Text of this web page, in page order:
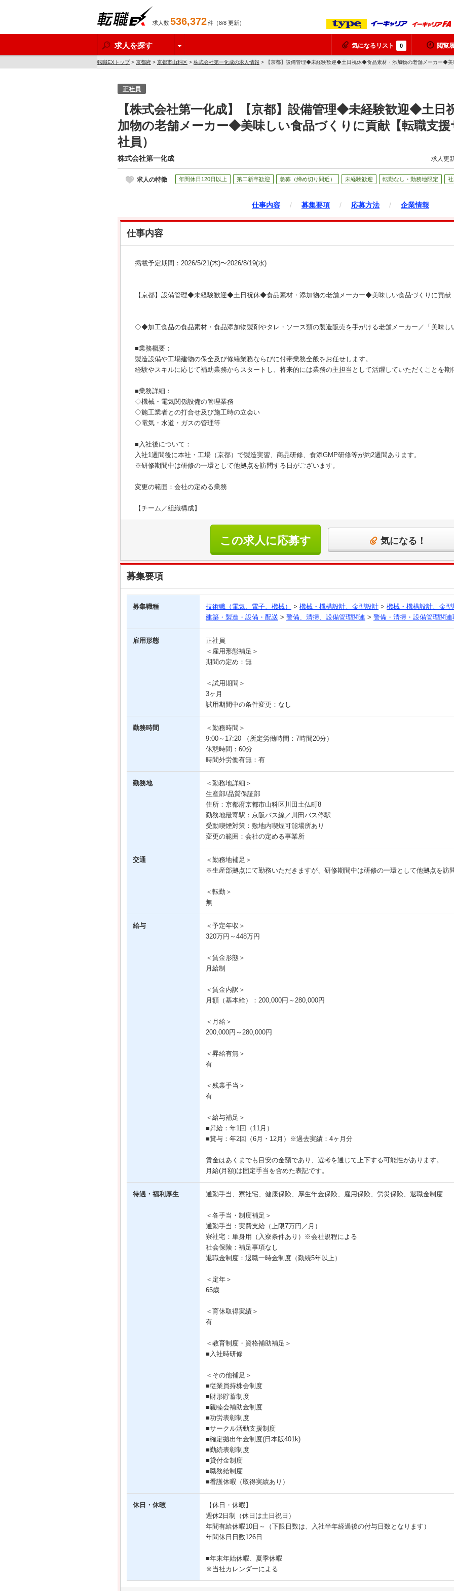
求人数536,372件（8/8 更新）
求人を探す 気になるリスト 0 閲覧
転職EXトップ> 京都府 > 京都市山科区 > 株式会社第一化成の求人情報 > 【京都】設備管理◆未経験歓迎◆土日祝休◆食品素材・添加物の老舗メーカー◆美
正社員
【株式会社第一化成】【京都】設備管理◆未経験歓迎◆土日
加物の老舗メーカー◆美味しい食品づくりに貢献【転職支
社員）
株式会社第一化成 求人更
求人の特徴 年間休日120日以上 第二新卒歓迎 急募（締め切り間近） 未経験歓迎 転勤なし・勤務地限定
仕事内容 / 募集要項 / 応募方法 / 企業情報
仕事内容
掲載予定期間：2026/5/21(木)〜2026/8/19(水)
【京都】設備管理◆未経験歓迎◆土日祝休◆食品素材・添加物の老舗メーカー◆美味しい食品づくりに貢献
◇◆加工食品の食品素材・食品添加物製剤やタレ・ソース類の製造販売を手がける老舗メーカー／「美味
■業務概要：
製造設備や工場建物の保全及び修繕業務ならびに付帯業務全般をお任せします。
経験やスキルに応じて補助業務からスタートし、将来的には業務の主担当として活躍していただくことを期
■業務詳細：
◇機械・電気関係設備の管理業務
◇施工業者との打合せ及び施工時の立会い
◇電気・水道・ガスの管理等
■入社後について：
入社1週間後に本社・工場（京都）で製造実習、商品研修、食添GMP研修等が約2週間あります。
※研修期間中は研修の一環として他拠点を訪問する日がございます。
変更の範囲：会社の定める業務
【チーム／組織構成】
この求人に応募す
る
気になる！
募集要項
募集職種 技術職（電気、電子、機械） > 機械・機構設計、金型設計 > 機械・機構設計、金型
建築・製造・設備・配送 > 警備、清掃、設備管理関連 > 警備・清掃・設備管理関連
雇用形態
正社員
＜雇用形態補足＞
期間の定め：無
＜試用期間＞
3ヶ月
試用期間中の条件変更：なし
勤務時間
＜勤務時間＞
9:00～17:20 （所定労働時間：7時間20分）
休憩時間：60分
時間外労働有無：有
勤務地
＜勤務地詳細＞
生産部/品質保証部
住所：京都府京都市山科区川田土仏町8
勤務地最寄駅：京阪バス線／川田バス停駅
受動喫煙対策：敷地内喫煙可能場所あり
変更の範囲：会社の定める事業所
交通
＜勤務地補足＞
※生産部拠点にて勤務いただきますが、研修期間中は研修の一環として他拠点を訪
＜転勤＞
無
給与
＜予定年収＞
320万円～448万円
＜賃金形態＞
月給制
＜賃金内訳＞
月額（基本給）：200,000円～280,000円
＜月給＞
200,000円～280,000円
＜昇給有無＞
有
＜残業手当＞
有
＜給与補足＞
■昇給：年1回（11月）
■賞与：年2回（6月・12月）※過去実績：4ヶ月分
賃金はあくまでも目安の金額であり、選考を通じて上下する可能性があります。
月給(月額)は固定手当を含めた表記です。
待遇・福利厚生 通勤手当、寮社宅、健康保険、厚生年金保険、雇用保険、労災保険、退職金制度
＜各手当・制度補足＞
通勤手当：実費支給（上限7万円／月）
寮社宅：単身用（入寮条件あり）※会社規程による
社会保険：補足事項なし
退職金制度：退職一時金制度（勤続5年以上）
＜定年＞
65歳
＜育休取得実績＞
有
＜教育制度・資格補助補足＞
■入社時研修
＜その他補足＞
■従業員持株会制度
■財形貯蓄制度
■親睦会補助金制度
■功労表彰制度
■サークル活動支援制度
■確定拠出年金制度(日本版401k)
■勤続表彰制度
■貸付金制度
■職務給制度
■看護休暇（取得実績あり）
休日・休暇
【休日・休暇】
週休2日制（休日は土日祝日）
年間有給休暇10日～（下限日数は、入社半年経過後の付与日数となります）
年間休日日数126日
■年末年始休暇、夏季休暇
※当社カレンダーによる